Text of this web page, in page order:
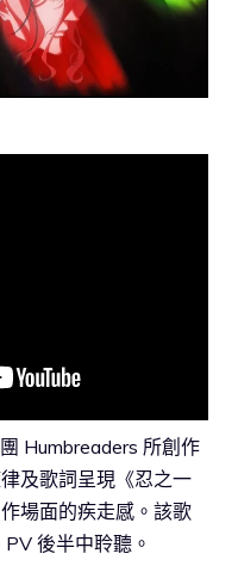
Humbreaders 所創作
及歌詞呈現《忍之一
場面的疾走感。該歌
後半中聆聽。